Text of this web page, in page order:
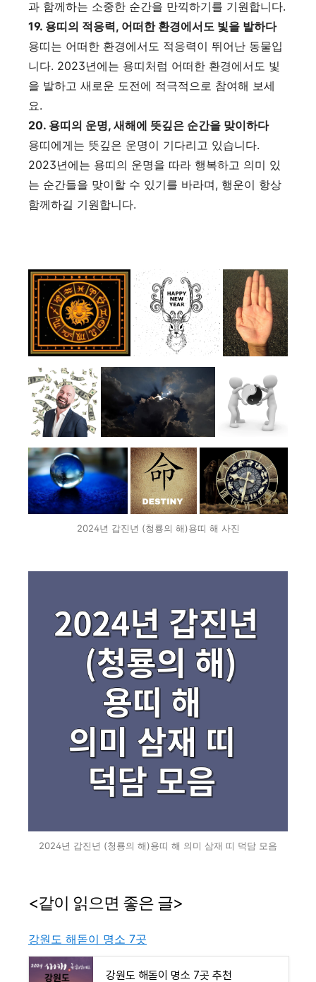
과 함께하는 소중한 순간을 만끽하기를 기원합니다.
19. 용띠의 적응력, 어떠한 환경에서도 빛을 발하다
용띠는 어떠한 환경에서도 적응력이 뛰어난 동물입
니다. 2023년에는 용띠처럼 어떠한 환경에서도 빛
을 발하고 새로운 도전에 적극적으로 참여해 보세
요.
20. 용띠의 운명, 새해에 뜻깊은 순간을 맞이하다
용띠에게는 뜻깊은 운명이 기다리고 있습니다.
2023년에는 용띠의 운명을 따라 행복하고 의미 있
는 순간들을 맞이할 수 있기를 바라며, 행운이 항상
함께하길 기원합니다.
2024년 갑진년 (청룡의 해)용띠 해 사진
2024년 갑진년 (청룡의 해)용띠 해 의미 삼재 띠 덕담 모음
<같이 읽으면 좋은 글>
강원도 해돋이 명소 7곳
강원도 해돋이 명소 7곳 추천